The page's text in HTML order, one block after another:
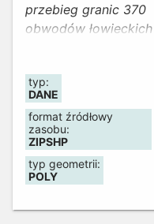
przebieg granic 370
obwodów łowieckich
dolnośląskiego.
Aktualność danych:
10 maja 2024r.
typ:
DANE
format źródłowy
zasobu:
ZIPSHP
typ geometrii:
POLY